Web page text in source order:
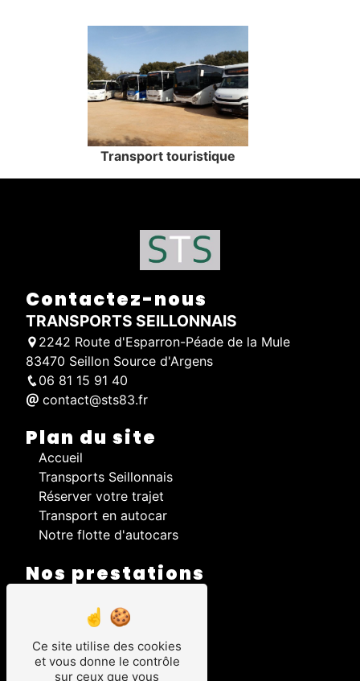
Transport touristique
Contactez-nous
TRANSPORTS SEILLONNAIS
2242 Route d'Esparron-Péade de la Mule
83470 Seillon Source d'Argens
06 81 15 91 40
contact@sts83.fr
Plan du site
Accueil
Transports Seillonnais
Réserver votre trajet
Transport en autocar
Notre flotte d'autocars
Nos prestations
Transport scolaire
Transport régulier
Déplacement en autocar
Tourisme en autocar
Ce site utilise des cookies
et vous donne le contrôle
sur ceux que vous